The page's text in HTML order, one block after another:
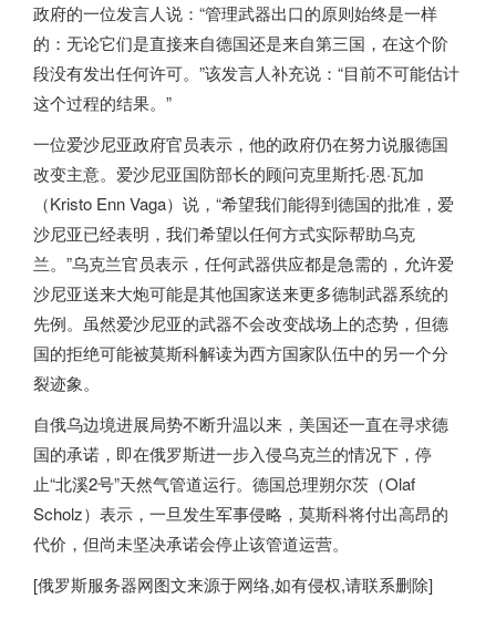
政府的一位发言人说：“管理武器出口的原则始终是一样
的：无论它们是直接来自德国还是来自第三国，在这个阶
段没有发出任何许可。”该发言人补充说：“目前不可能估计
这个过程的结果。”
一位爱沙尼亚政府官员表示，他的政府仍在努力说服德国
改变主意。爱沙尼亚国防部长的顾问克里斯托·恩·瓦加
（Kristo Enn Vaga）说，“希望我们能得到德国的批准，爱
沙尼亚已经表明，我们希望以任何方式实际帮助乌克
兰。”乌克兰官员表示，任何武器供应都是急需的，允许爱
沙尼亚送来大炮可能是其他国家送来更多德制武器系统的
先例。虽然爱沙尼亚的武器不会改变战场上的态势，但德
国的拒绝可能被莫斯科解读为西方国家队伍中的另一个分
裂迹象。
自俄乌边境进展局势不断升温以来，美国还一直在寻求德
国的承诺，即在俄罗斯进一步入侵乌克兰的情况下，停
止“北溪2号”天然气管道运行。德国总理朔尔茨（Olaf
Scholz）表示，一旦发生军事侵略，莫斯科将付出高昂的
代价，但尚未坚决承诺会停止该管道运营。
[俄罗斯服务器网图文来源于网络,如有侵权,请联系删除]